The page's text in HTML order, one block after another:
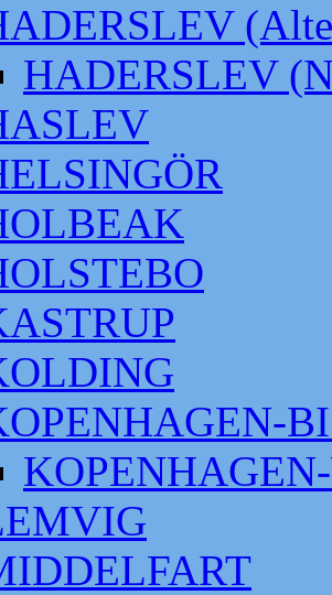
HADERSLEV